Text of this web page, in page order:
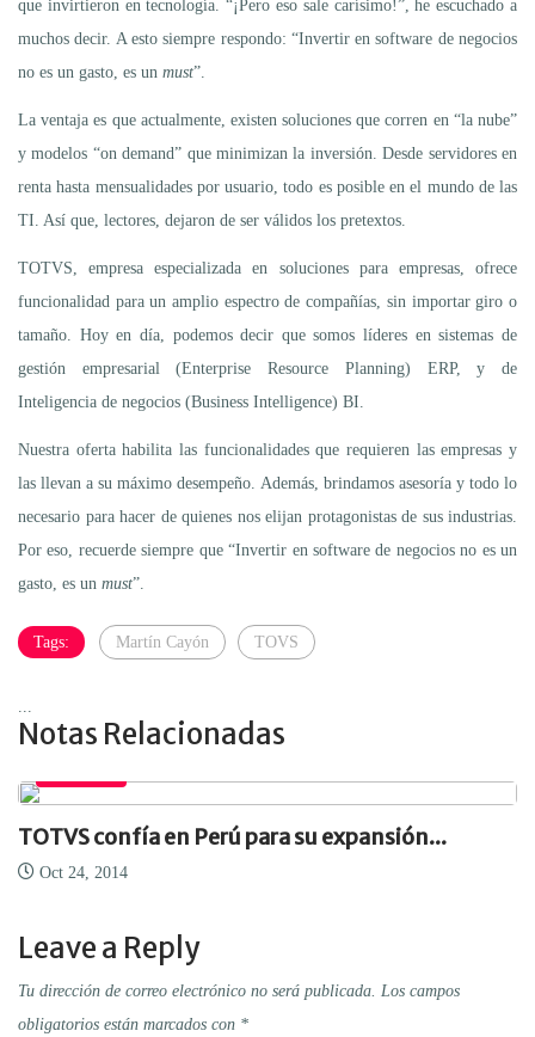
que invirtieron en tecnología. “¡Pero eso sale carísimo!”, he escuchado a
muchos decir. A esto siempre respondo: “Invertir en software de negocios
no es un gasto, es un must”.
La ventaja es que actualmente, existen soluciones que corren en “la nube”
y modelos “on demand” que minimizan la inversión. Desde servidores en
renta hasta mensualidades por usuario, todo es posible en el mundo de las
TI. Así que, lectores, dejaron de ser válidos los pretextos.
TOTVS, empresa especializada en soluciones para empresas, ofrece
funcionalidad para un amplio espectro de compañías, sin importar giro o
tamaño. Hoy en día, podemos decir que somos líderes en sistemas de
gestión empresarial (Enterprise Resource Planning) ERP, y de
Inteligencia de negocios (Business Intelligence) BI.
Nuestra oferta habilita las funcionalidades que requieren las empresas y
las llevan a su máximo desempeño. Además, brindamos asesoría y todo lo
necesario para hacer de quienes nos elijan protagonistas de sus industrias.
Por eso, recuerde siempre que “Invertir en software de negocios no es un
gasto, es un must”.
Tags: Martín Cayón TOVS
Notas Relacionadas
TOTVS confía en Perú para su expansión...
Oct 24, 2014
Leave a Reply
Tu dirección de correo electrónico no será publicada. Los campos
obligatorios están marcados con *